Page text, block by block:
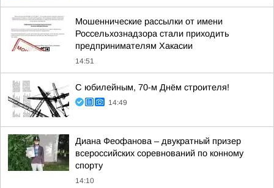
Мошеннические рассылки от имени
Россельхознадзора стали приходить
предпринимателям Хакасии
14:51
С юбилейным, 70-м Днём строителя!
14:49
Диана Феофанова – двукратный призер
всероссийских соревнований по конному
спорту
14:10